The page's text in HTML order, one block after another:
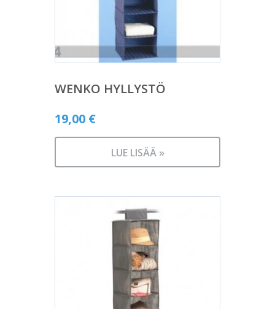
WENKO HYLLYSTÖ
19,00 €
LUE LISÄÄ »